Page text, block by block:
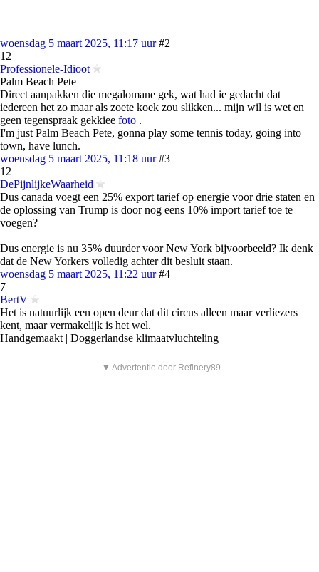
woensdag 5 maart 2025, 11:17 uur #2
12
Professionele-Idioot
Palm Beach Pete
Direct aanpakken die megalomane gek, wat had ie gedacht dat
iedereen het zo maar als zoete koek zou slikken... mijn wil is wet en
geen tegenspraak gekkiee foto .
I'm just Palm Beach Pete, gonna play some tennis today, going into
town, have lunch.
woensdag 5 maart 2025, 11:18 uur #3
12
DePijnlijkeWaarheid
Dus canada voegt een 25% export tarief op energie voor drie staten en
de oplossing van Trump is door nog eens 10% import tarief toe te
voegen?
Dus energie is nu 35% duurder voor New York bijvoorbeeld? Ik denk
dat de New Yorkers volledig achter dit besluit staan.
woensdag 5 maart 2025, 11:22 uur #4
7
BertV
Het is natuurlijk een open deur dat dit circus alleen maar verliezers
kent, maar vermakelijk is het wel.
Handgemaakt | Doggerlandse klimaatvluchteling
▼ Advertentie door Refinery89